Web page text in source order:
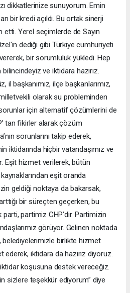
dikkatlerinize sunuyorum. Emin
bir kredi açıldı. Bu ortak sinerji
Yerel seçimlerde de Sayın
dediği gibi Türkiye cumhuriyeti
bir sorumluluk yükledi. Hep
ve iktidara hazırız.
il başkanımız, ilçe başkanlarımız,
olarak su probleminden
için alternatif çözümlerini de
tan fikirler alarak çözüm
sorunlarını takip ederek,
iktidarında hiçbir vatandaşımız ve
Eşit hizmet verilerek, bütün
eşit oranda
geldiği noktaya da bakarsak,
bir süreçten geçerken, bu
partimiz CHP’dir. Partimizin
görüyor. Gelinen noktada
birlikte hizmet
ederek, iktidara da hazırız diyoruz.
koşusuna destek vereceğiz.
sizlere teşekkür ediyorum” diye